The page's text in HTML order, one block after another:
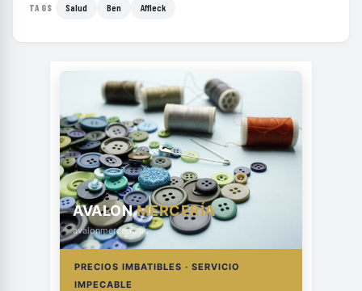
TAGS Salud Ben Affleck
AVALONMERCERÍA
avalonmerceria.es
PRECIOS IMBATIBLES · SERVICIO
IMPECABLE